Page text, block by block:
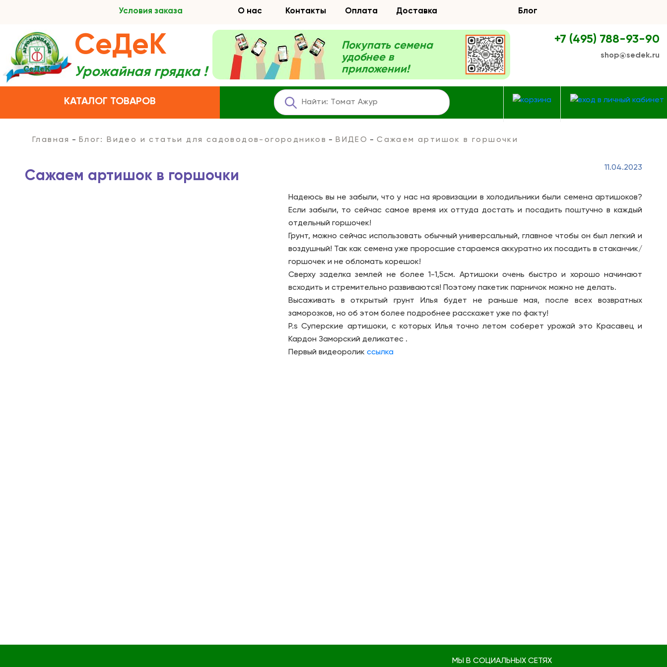
Условия заказа О нас Контакты Оплата Доставка Блог
КАТАЛОГ ТОВАРОВ
СеДеК
Урожайная грядка !
Покупать семена
удобнее в
приложении!
+7 (495) 788-93-90
shop@sedek.ru
Главная Блог: Видео и статьи для садоводов-огородников ВИДЕО Сажаем артишок в горшочки
Сажаем артишок в горшочки
11.04.2023
Надеюсь вы не забыли, что у нас на яровизации в холодильники были семена артишоков?
Если забыли, то сейчас самое время их оттуда достать и посадить поштучно в каждый
отдельный горшочек!
Грунт, можно сейчас использовать обычный универсальный, главное чтобы он был легкий и
воздушный! Так как семена уже проросшие стараемся аккуратно их посадить в стаканчик/
горшочек и не обломать корешок!
Сверху заделка землей не более 1-1,5см. Артишоки очень быстро и хорошо начинают
всходить и стремительно развиваются! Поэтому пакетик парничок можно не делать.
Высаживать в открытый грунт Илья будет не раньше мая, после всех возвратных
заморозков, но об этом более подробнее расскажет уже по факту!
P.s Суперские артишоки, с которых Илья точно летом соберет урожай это Красавец и
Кардон Заморский деликатес .
Первый видеоролик ссылка
МЫ В СОЦИАЛЬНЫХ СЕТЯХ